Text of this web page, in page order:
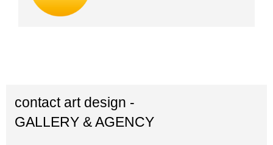
contact art design -
GALLERY & AGENCY